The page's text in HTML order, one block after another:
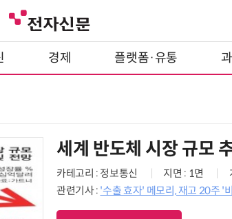
경제 플랫폼·유통
세계 반도체 시장 규모
카테고리 : 정보통신 지면 : 1면
관련기사 : '수출 효자' 메모리, 재고 20주 '